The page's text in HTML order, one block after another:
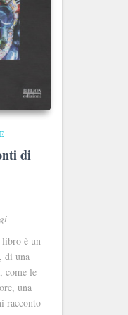
di
libro è un
di una
come le
una
racconto